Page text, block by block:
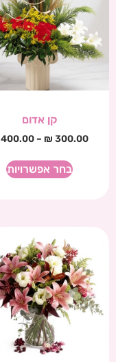
קן אדום
₪ 300.00
–
400.00
בחר אפשרויות